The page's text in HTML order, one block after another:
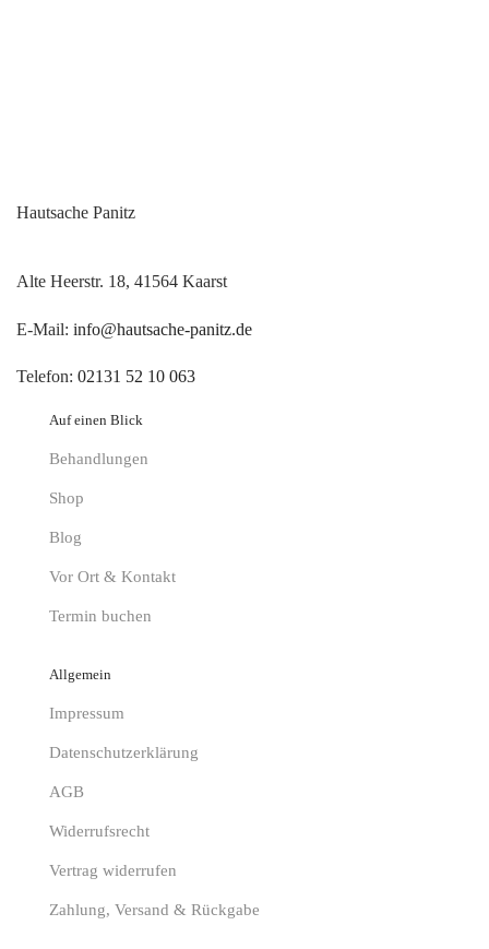
Hautsache Panitz
Alte Heerstr. 18, 41564 Kaarst
E-Mail: info@hautsache-panitz.de
Telefon: 02131 52 10 063
Auf einen Blick
Behandlungen
Shop
Blog
Vor Ort & Kontakt
Termin buchen
Allgemein
Impressum
Datenschutzerklärung
AGB
Widerrufsrecht
Vertrag widerrufen
Zahlung, Versand & Rückgabe